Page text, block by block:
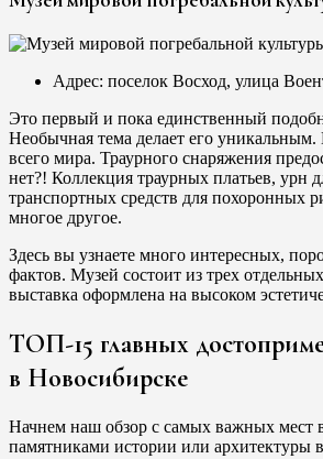
Адрес: поселок Восход, улица
Это первый и пока единственный
Необычная тема делает его уникальным.
всего мира. Траурного снаряжения
нет?! Коллекция траурных платьев, урн
транспортных средств для похоронных
многое другое.
Здесь вы узнаете много интересных,
фактов. Музей состоит из трех
выставка оформлена на высоком
ТОП-15 главных
в Новосибирске
Начнем наш обзор с самых важных мест
памятниками истории или архитектуры